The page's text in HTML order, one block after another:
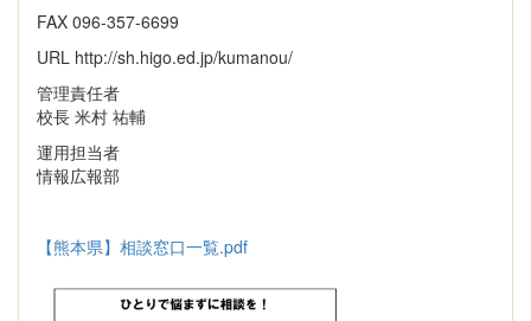
FAX 096-357-6699
URL http://sh.higo.ed.jp/kumanou/
管理責任者
校長 米村 祐輔
運用担当者
情報広報部
【熊本県】相談窓口一覧.pdf